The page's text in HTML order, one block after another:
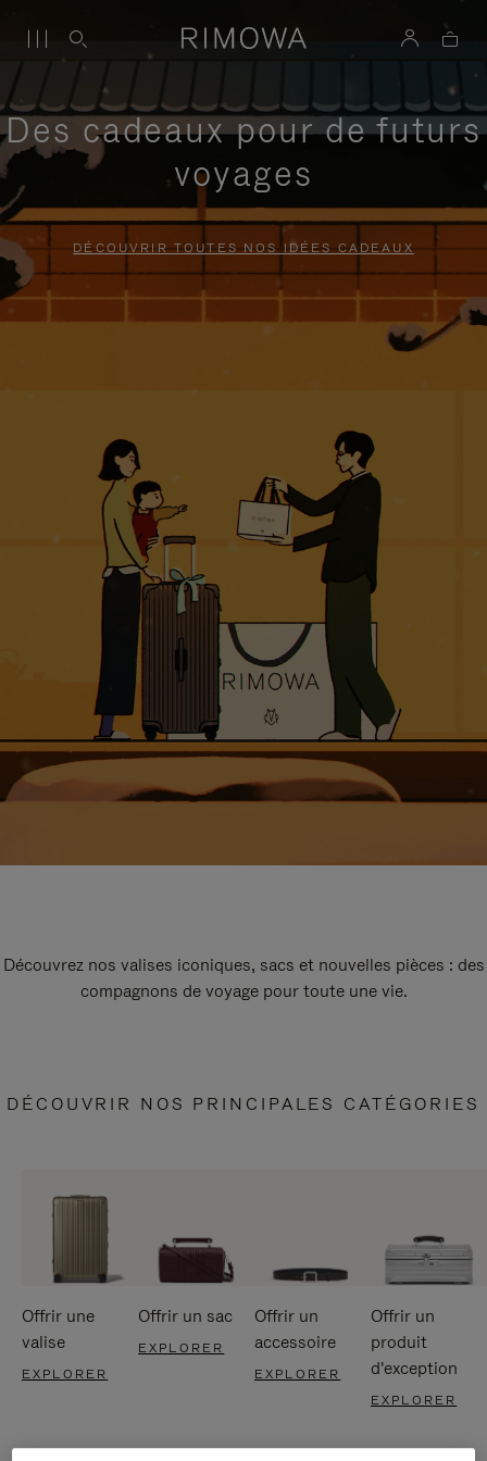
Des cadeaux pour de futurs
voyages
DÉCOUVRIR TOUTES NOS IDÉES CADEAUX
Découvrez nos valises iconiques, sacs et nouvelles pièces : des
compagnons de voyage pour toute une vie.
DÉCOUVRIR NOS PRINCIPALES CATÉGORIES
Offrir une
valise
EXPLORER
Offrir un sac
EXPLORER
Offrir un
accessoire
EXPLORER
Offrir un
produit
d'exception
EXPLORER